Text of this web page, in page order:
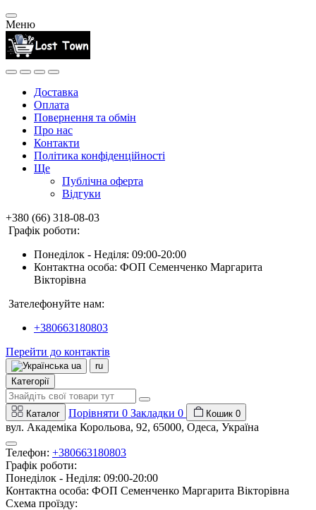
Меню
Доставка
Оплата
Повернення та обмін
Про нас
Контакти
Політика конфіденційності
Ще
Публічна оферта
Відгуки
+380 (66) 318-08-03
Графік роботи:
Понеділок - Неділя: 09:00-20:00
Контактна особа: ФОП Семенченко Маргарита
Вікторівна
Зателефонуйте нам:
+380663180803
Перейти до контактів
ua
ru
Категорії
Каталог Порівняти 0 Закладки 0 Кошик 0
вул. Академіка Корольова, 92, 65000, Одеса, Україна
Телефон: +380663180803
Графік роботи:
Понеділок - Неділя: 09:00-20:00
Контактна особа: ФОП Семенченко Маргарита Вікторівна
Схема проїзду: